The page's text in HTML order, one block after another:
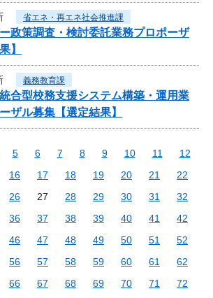
省エネ・再エネ社会推進課
政策調査・検討委託業務プロポーザ
】
義務教育課
合型校務支援システム構築・運用業
ザル募集【選定結果】
5 6 7 8 9 10 11
12
16 17 18 19 20 21
22
26 27 28 29 30 31
32
36 37 38 39 40 41
42
46 47 48 49 50 51
52
56 57 58 59 60 61
62
66 67 68 69 70 71
72